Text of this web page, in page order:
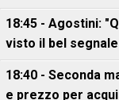
18:45 - Agostini:
visto il bel
18:40 - Seconda
e prezzo per